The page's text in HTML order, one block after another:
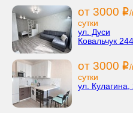
от 3000 i/
сутки
ул. Дуси
Ковальчук 244
от 3000 i/
сутки
ул. Кулагина,